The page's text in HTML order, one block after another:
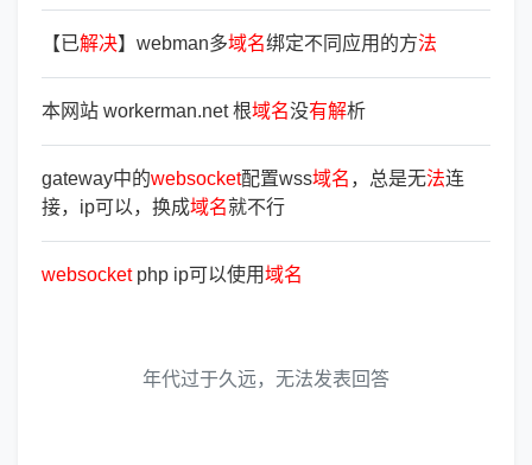
【已解决】webman多域名绑定不同应用的方法
本网站 workerman.net 根域名没有解析
gateway中的websocket配置wss域名 ，总是无法连
接，ip可以，换成域名就不行
websocketphp ip可以使用域名
年代过于久远，无法发表回答